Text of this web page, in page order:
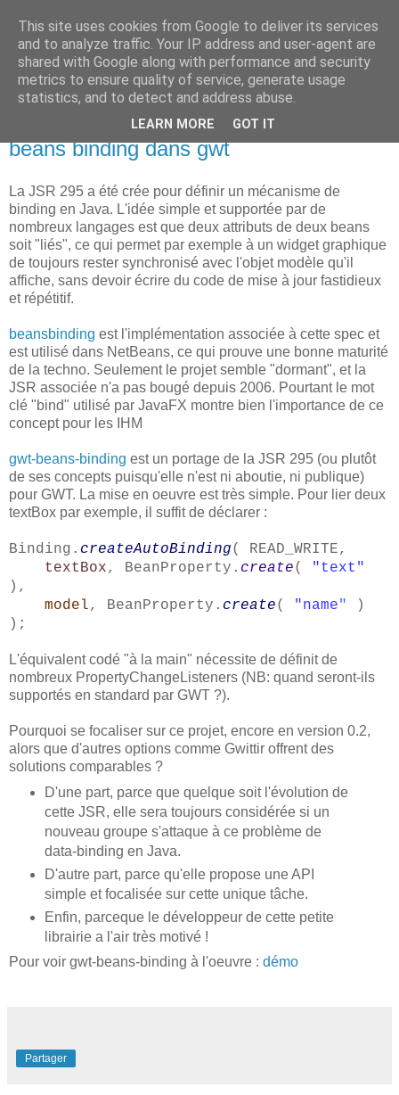
new Blog( perso );
Yet another Java blog, comme on dit
17 décembre 2008
beans binding dans gwt
La JSR 295 a été crée pour définir un mécanisme de
binding en Java. L'idée simple et supportée par de
nombreux langages est que deux attributs de deux beans
soit "liés", ce qui permet par exemple à un widget graphique
de toujours rester synchronisé avec l'objet modèle qu'il
affiche, sans devoir écrire du code de mise à jour fastidieux
et répétitif.
beansbinding est l'implémentation associée à cette spec et
est utilisé dans NetBeans, ce qui prouve une bonne maturité
de la techno. Seulement le projet semble "dormant", et la
JSR associée n'a pas bougé depuis 2006. Pourtant le mot
clé "bind" utilisé par JavaFX montre bien l'importance de ce
concept pour les IHM
gwt-beans-binding est un portage de la JSR 295 (ou plutôt
de ses concepts puisqu'elle n'est ni aboutie, ni publique)
pour GWT. La mise en oeuvre est très simple. Pour lier deux
textBox par exemple, il suffit de déclarer :
Binding. createAutoBinding( READ_WRITE,
textBox, BeanProperty. create(
"text"
),
model, BeanProperty. create( "name"
)
);
L'équivalent codé "à la main" nécessite de définit de
nombreux PropertyChangeListeners (NB: quand seront-ils
supportés en standard par GWT ?).
Pourquoi se focaliser sur ce projet, encore en version 0.2,
alors que d'autres options comme Gwittir offrent des
solutions comparables ?
D'une part, parce que quelque soit l'évolution de
cette JSR, elle sera toujours considérée si un
nouveau groupe s'attaque à ce problème de
data-binding en Java.
D'autre part, parce qu'elle propose une API
simple et focalisée sur cette unique tâche.
Enfin, parceque le développeur de cette petite
librairie a l'air très motivé !
Pour voir gwt-beans-binding à l'oeuvre : démo
Partager
This site uses cookies from Google to deliver its services
and to analyze traffic. Your IP address and user-agent are
shared with Google along with performance and security
metrics to ensure quality of service, generate usage
statistics, and to detect and address abuse.
LEARN MORE GOT IT